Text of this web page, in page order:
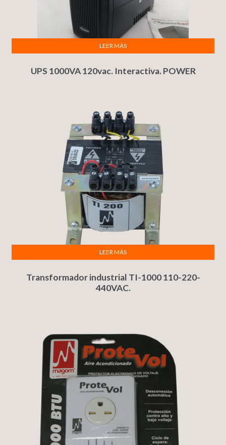
UPS 1000VA 120vac. Interactiva. POWER
LEER MÁS
Transformador industrial TI-1000 110-220-
440VAC.
LEER MÁS